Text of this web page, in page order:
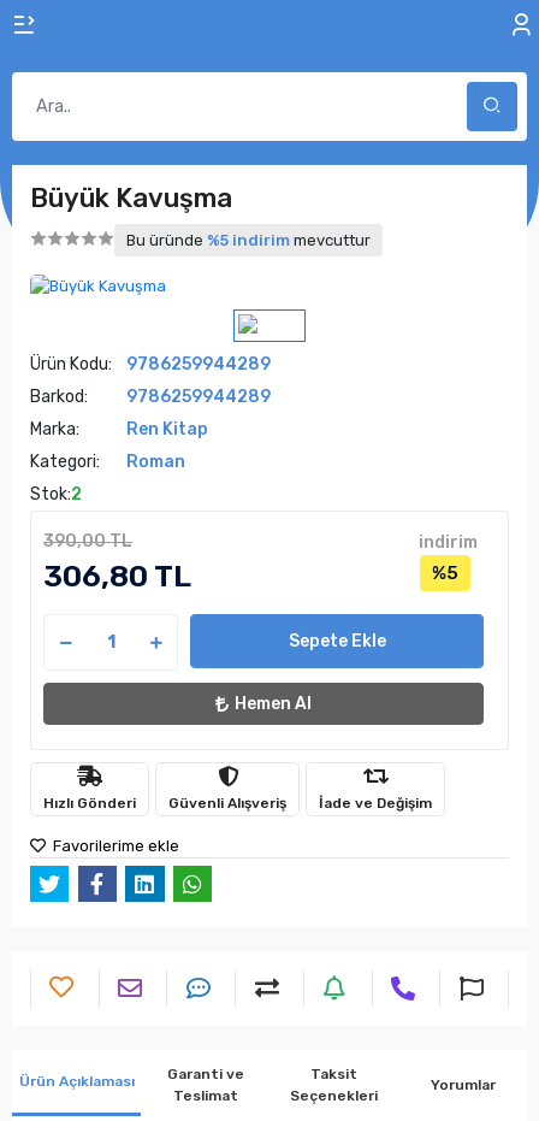
Büyük Kavuşma
Bu üründe %5 indirim mevcuttur
Ürün Kodu:
9786259944289
Barkod:
9786259944289
Marka:
Ren Kitap
Kategori:
Roman
Stok:2
390,00 TL
306,80 TL
indirim
%5
Sepete Ekle
Hemen Al
Hızlı Gönderi Güvenli Alışveriş İade ve Değişim
Favorilerime ekle
Ürün Açıklaması
Garanti ve
Teslimat
Taksit
Seçenekleri
Yorumlar